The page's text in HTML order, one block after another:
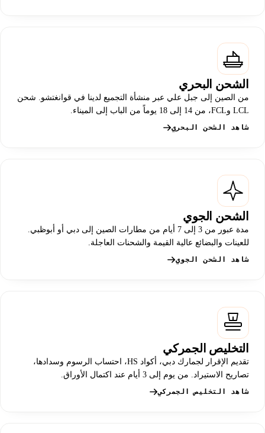
الشحن البحري
من الصين إلى جبل علي عبر منشأة التجميع لدينا في قوانغتشو. شحن
LCL وFCL، من 14 إلى 18 يوماً من الباب إلى الميناء.
شاهد الشحن البحري
الشحن الجوي
مدة عبور من 3 إلى 7 أيام من مطارات الصين إلى دبي أو أبوظبي.
للعينات والبضائع عالية القيمة والشحنات العاجلة.
شاهد الشحن الجوي
التخليص الجمركي
تقديم الإقرار لجمارك دبي، أكواد HS، احتساب الرسوم وسدادها،
تصاريح الاستيراد. من يوم إلى 3 أيام عند اكتمال الأوراق.
شاهد التخليص الجمركي